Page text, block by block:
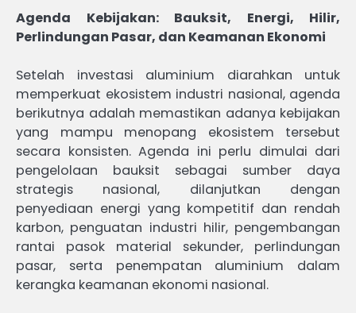
Agenda Kebijakan: Bauksit, Energi, Hilir,
Perlindungan Pasar, dan Keamanan Ekonomi
Setelah investasi aluminium diarahkan untuk
memperkuat ekosistem industri nasional, agenda
berikutnya adalah memastikan adanya kebijakan
yang mampu menopang ekosistem tersebut
secara konsisten. Agenda ini perlu dimulai dari
pengelolaan bauksit sebagai sumber daya
strategis nasional, dilanjutkan dengan
penyediaan energi yang kompetitif dan rendah
karbon, penguatan industri hilir, pengembangan
rantai pasok material sekunder, perlindungan
pasar, serta penempatan aluminium dalam
kerangka keamanan ekonomi nasional.